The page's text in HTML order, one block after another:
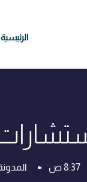
الرئيسية
8:37 ص